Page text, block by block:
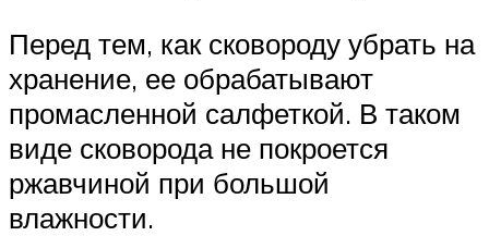
Перед тем, как сковороду убрать на
хранение, ее обрабатывают
промасленной салфеткой. В таком
виде сковорода не покроется
ржавчиной при большой
влажности.